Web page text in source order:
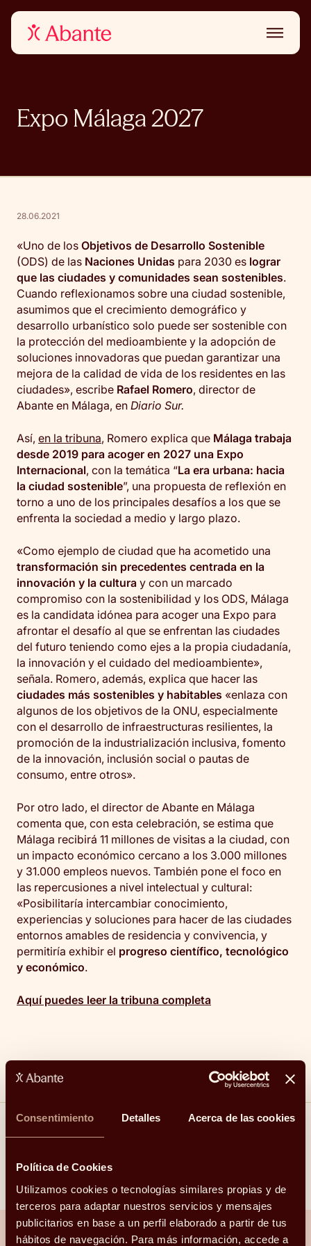
Consentimiento Detalles Acerca de las cookies
Política de Cookies
Utilizamos cookies o tecnologías similares propias y de
terceros para adaptar nuestros servicios y mensajes
publicitarios en base a un perfil elaborado a partir de tus
hábitos de navegación. Para más información, accede a
Expo Málaga 2027
28.06.2021
«Uno de los Objetivos de Desarrollo Sostenible
(ODS) de las Naciones Unidas para 2030 es lograr
que las ciudades y comunidades sean sostenibles.
Cuando reflexionamos sobre una ciudad sostenible,
asumimos que el crecimiento demográfico y
desarrollo urbanístico solo puede ser sostenible con
la protección del medioambiente y la adopción de
soluciones innovadoras que puedan garantizar una
mejora de la calidad de vida de los residentes en las
ciudades», escribe Rafael Romero, director de
Abante en Málaga, en Diario Sur.
Así, en la tribuna, Romero explica que Málaga trabaja
desde 2019 para acoger en 2027 una Expo
Internacional, con la temática “La era urbana: hacia
la ciudad sostenible”, una propuesta de reflexión en
torno a uno de los principales desafíos a los que se
enfrenta la sociedad a medio y largo plazo.
«Como ejemplo de ciudad que ha acometido una
transformación sin precedentes centrada en la
innovación y la cultura y con un marcado
compromiso con la sostenibilidad y los ODS, Málaga
es la candidata idónea para acoger una Expo para
afrontar el desafío al que se enfrentan las ciudades
del futuro teniendo como ejes a la propia ciudadanía,
la innovación y el cuidado del medioambiente»,
señala. Romero, además, explica que hacer las
ciudades más sostenibles y habitables «enlaza con
algunos de los objetivos de la ONU, especialmente
con el desarrollo de infraestructuras resilientes, la
promoción de la industrialización inclusiva, fomento
de la innovación, inclusión social o pautas de
consumo, entre otros».
Por otro lado, el director de Abante en Málaga
comenta que, con esta celebración, se estima que
Málaga recibirá 11 millones de visitas a la ciudad, con
un impacto económico cercano a los 3.000 millones
y 31.000 empleos nuevos. También pone el foco en
las repercusiones a nivel intelectual y cultural:
«Posibilitaría intercambiar conocimiento,
experiencias y soluciones para hacer de las ciudades
entornos amables de residencia y convivencia, y
permitiría exhibir el progreso científico, tecnológico
y económico.
Aquí puedes leer la tribuna completa